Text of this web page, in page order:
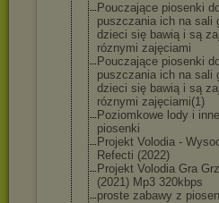
Pouczające piosenki
puszczania ich na sali
dzieci się bawią i są
róznymi zajęciami
Pouczające piosenki
puszczania ich na sali
dzieci się bawią i są
róznymi zajęciami(1)
Poziomkowe lody i inne
piosenki
Projekt Volodia -
Refecti (2022)
Projekt Volodia Gra
(2021) Mp3 320kbps
proste zabawy z